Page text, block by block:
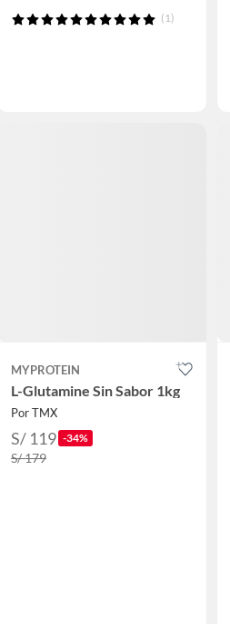
(1)
MYPROTEIN
L-Glutamine Sin Sabor 1kg
Por TMX
S/ 119 -34%
S/ 179